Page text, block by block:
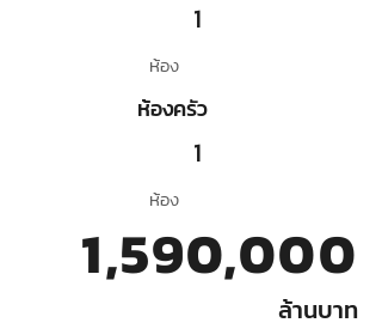
1
ห้อง
ห้องครัว
1
ห้อง
1,590,000
ล้านบาท